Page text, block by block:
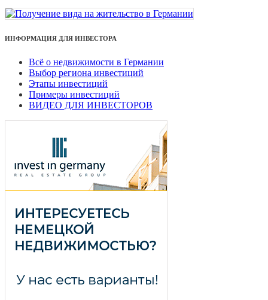
ИНФОРМАЦИЯ ДЛЯ ИНВЕСТОРА
Всё о недвижимости в Германии
Выбор региона инвестиций
Этапы инвестиций
Примеры инвестиций
ВИДЕО ДЛЯ ИНВЕСТОРОВ